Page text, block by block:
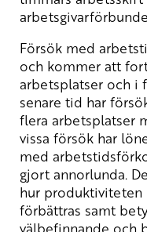
Försök med
och kommer att
arbetsplatser och i
senare tid har
flera arbetsplatser
vissa försök har
med
gjort annorlunda.
hur produktiviteten
förbättras samt